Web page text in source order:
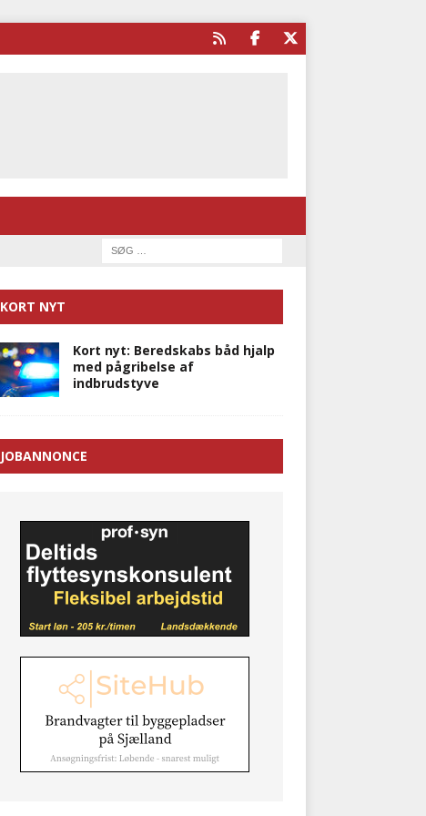
KORT NYT
Kort nyt: Beredskabs båd hjalp
med pågribelse af
indbrudstyve
JOBANNONCE